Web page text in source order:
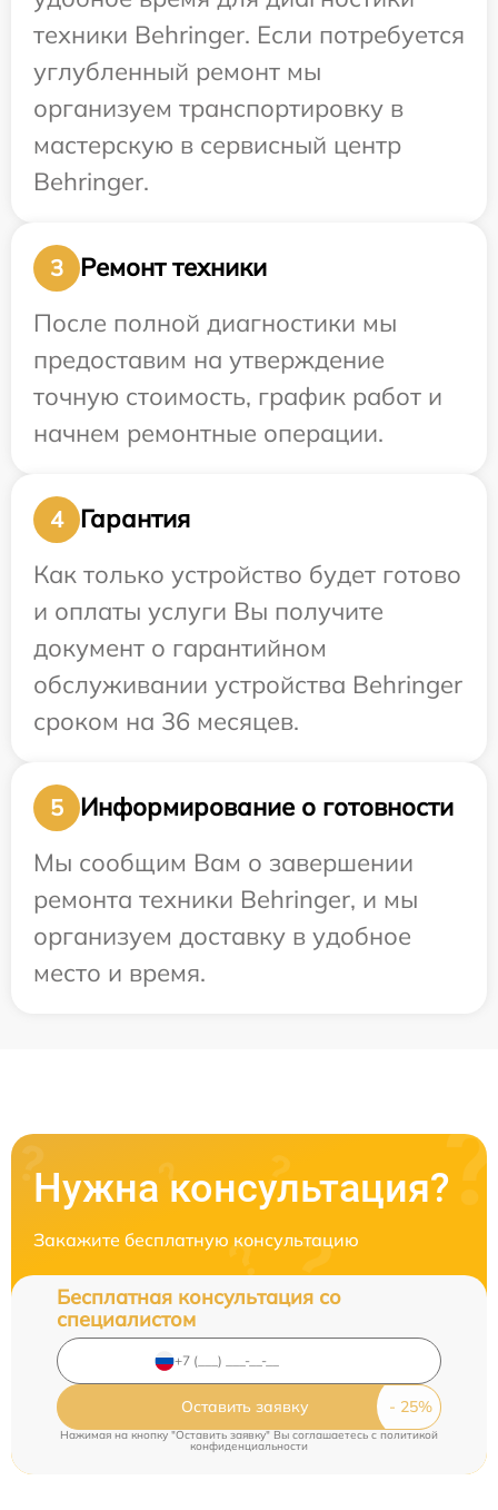
техники Behringer. Если потребуется
углубленный ремонт мы
организуем транспортировку в
мастерскую в сервисный центр
Behringer.
3
Ремонт техники
После полной диагностики мы
предоставим на утверждение
точную стоимость, график работ и
начнем ремонтные операции.
4
Гарантия
Как только устройство будет готово
и оплаты услуги Вы получите
документ о гарантийном
обслуживании устройства Behringer
сроком на 36 месяцев.
5
Информирование о готовности
Мы сообщим Вам о завершении
ремонта техники Behringer, и мы
организуем доставку в удобное
место и время.
Нужна консультация?
Закажите бесплатную консультацию
Бесплатная консультация со
специалистом
Оставить заявку
Нажимая на кнопку "Оставить заявку" Вы соглашаетесь cполитикой
конфиденциальности